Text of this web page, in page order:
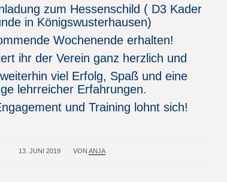
zum Hessenschild ( D3 Kader
in Königswusterhausen)
Wochenende erhalten!
ihr der Verein ganz herzlich und
viel Erfolg, Spaß und eine
lehrreicher Erfahrungen.
und Training lohnt sich!
13. JUNI 2019
/ VON ANJA